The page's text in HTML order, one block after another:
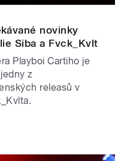
novinky
Siba a Fvck_Kvlt
Playboi Cartiho je
z
releasů v